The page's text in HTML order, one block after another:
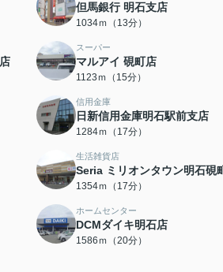
但馬銀行 明石支店
1034ｍ（13分）
スーパー
マルアイ 硯町店
1123ｍ（15分）
信用金庫
日新信用金庫明石駅前支店
1284ｍ（17分）
生活雑貨店
Seria ミリオンタウン明石硯
1354ｍ（17分）
ホームセンター
DCMダイキ明石店
1586ｍ（20分）